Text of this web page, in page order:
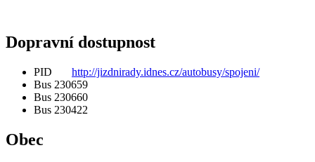
Dopravní dostupnost
PID http://jizdnirady.idnes.cz/autobusy/spojeni/
Bus 230659
Bus 230660
Bus 230422
Obec